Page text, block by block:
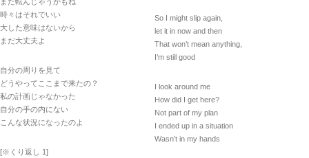
時々はそれでいい
大した意味はないから
まだ大丈夫よ
自分の周りを見て
どうやってここまで来たの？
私の計画じゃなかった
自分の手の内にない
こんな状況になったのよ
[※くり返し 1]
So I might slip again,
let it in now and then
That won’t mean anything,
I’m still good
I look around me
How did I get here?
Not part of my plan
I ended up in a situation
Wasn’t in my hands